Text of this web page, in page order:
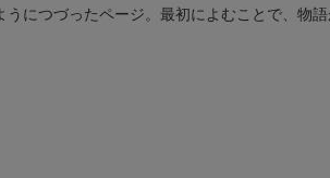
につづったページ。最初によむことで、物